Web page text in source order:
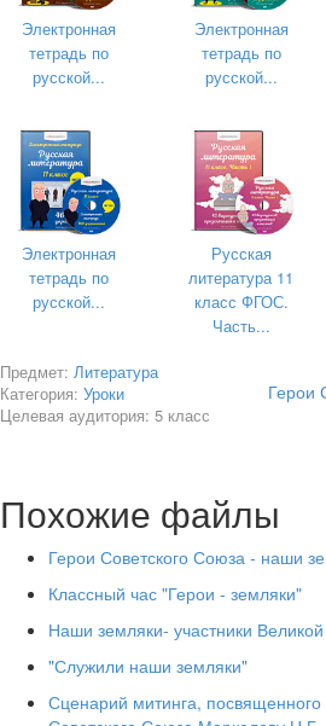
г. Волжск
«Герои Советского
Цель урока: Воспитывать чувство
к тем, кто ее защищал во время ВОВ.
Задачи:
* познакомить с героями
именами названы улицы нашего
* развивать правильную
* развивать умение находить
Учитель:Сегодня мы подведем
о войне и узнаем о наших
называлось наше государство
июня 1941 года? Да, в этот
кровопролитная война в
Электронная
тетрадь по
русской...
Электронная
тетрадь по
русской...
Электронная
тетрадь по
русской...
Русская
литература 11
класс ФГОС.
Часть...
Предмет:Литература
Категория:Уроки
Целевая аудитория: 5 класс
Герои
Похожие файлы
Герои Советского Союза - наши
Классный час "Герои - земляки"
Наши земляки- участники
"Служили наши земляки"
Сценарий митинга,